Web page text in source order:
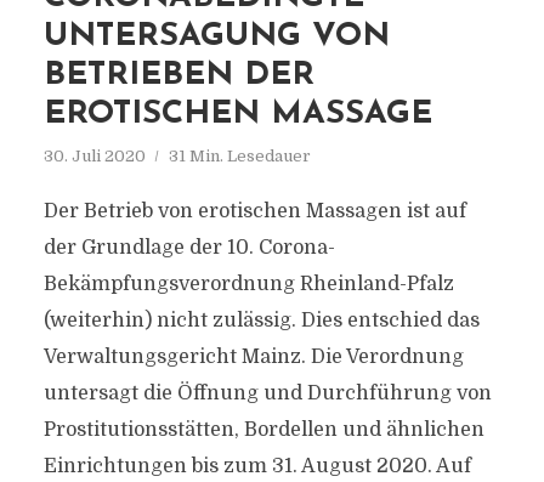
UNTERSAGUNG VON
BETRIEBEN DER
EROTISCHEN MASSAGE
30. Juli 2020 31 Min. Lesedauer
Der Betrieb von erotischen Massagen ist auf
der Grundlage der 10. Corona-
Bekämpfungsverordnung Rheinland-Pfalz
(weiterhin) nicht zulässig. Dies entschied das
Verwaltungsgericht Mainz. Die Verordnung
untersagt die Öffnung und Durchführung von
Prostitutionsstätten, Bordellen und ähnlichen
Einrichtungen bis zum 31. August 2020. Auf